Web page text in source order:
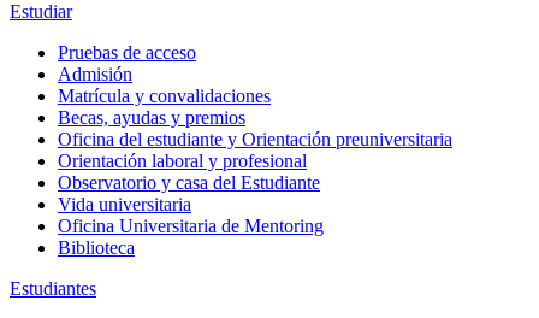
Estudiar
Pruebas de acceso
Admisión
Matrícula y convalidaciones
Becas, ayudas y premios
Oficina del estudiante y Orientación preuniversitaria
Orientación laboral y profesional
Observatorio y casa del Estudiante
Vida universitaria
Oficina Universitaria de Mentoring
Biblioteca
Estudiantes